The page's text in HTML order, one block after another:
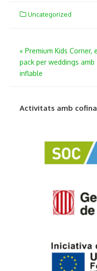
Uncategorized
Navegación
de
« Premium Kids Corner,
pack per weddings amb
inflable
Activitats amb